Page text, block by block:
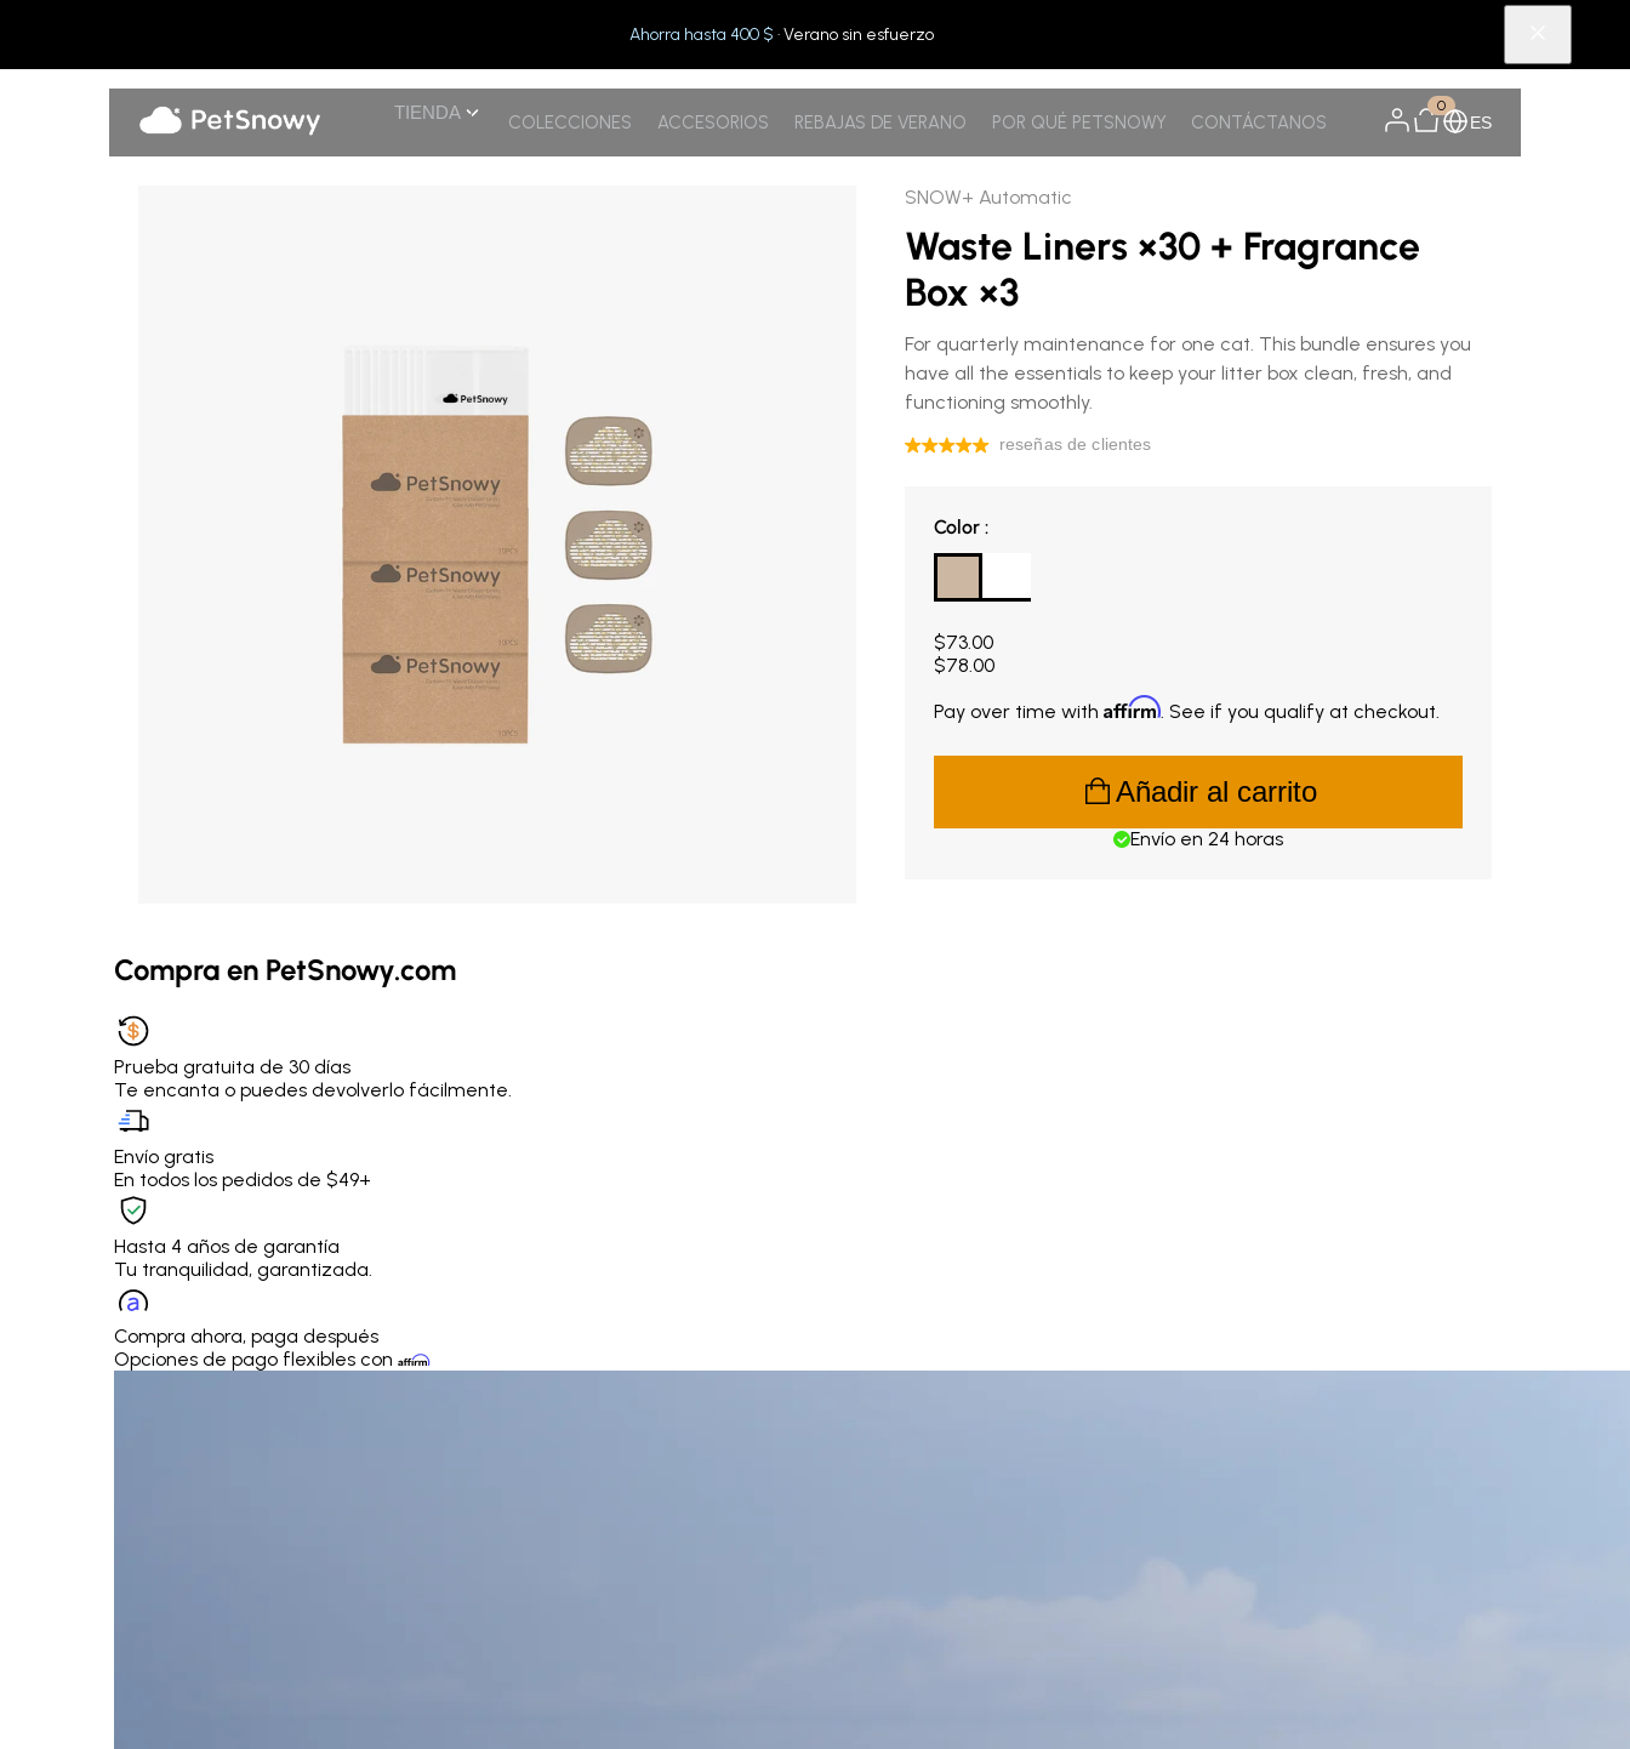
Ahorra hasta 400 $ · Verano sin esfuerzo
TIENDA COLECCIONES ACCESORIOS REBAJAS DE VERANO POR QUÉ PETSNOWY CONTÁCTANOS
0
ES
SNOW+ Automatic
Waste Liners ×30 + Fragrance
Box ×3
For quarterly maintenance for one cat. This bundle ensures you
have all the essentials to keep your litter box clean, fresh, and
functioning smoothly.
Color
Color:
Current price $73.00. Original price $78.00.
$73.00
$78.00
Pay over time with Affirm. See if you qualify at checkout.
Añadir al carrito
Envío en 24 horas
Compra en PetSnowy.com
Prueba gratuita de 30 días
Te encanta o puedes devolverlo fácilmente.
Envío gratis
En todos los pedidos de $49+
Hasta 4 años de garantía
Tu tranquilidad, garantizada.
Compra ahora, paga después
Opciones de pago flexibles con